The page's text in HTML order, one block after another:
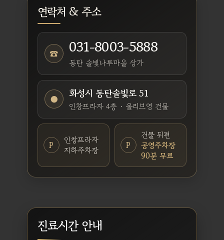
연락처 & 주소
☎ 031-8003-5888
동탄 솔빛나루마을 상가
● 화성시 동탄솔빛로 51
인창프라자 4층 · 올리브영 건물
P
인창프라자
지하주차장
P
건물 뒤편
공영주차장
90분 무료
진료시간 안내